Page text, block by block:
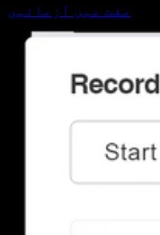
مفت میں آزمائیں